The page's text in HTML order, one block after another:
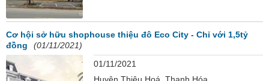
Cơ hội sở hữu shophouse thiệu đô Eco City - Chỉ với 1,5tỷ
đồng
(01/11/2021)
01/11/2021